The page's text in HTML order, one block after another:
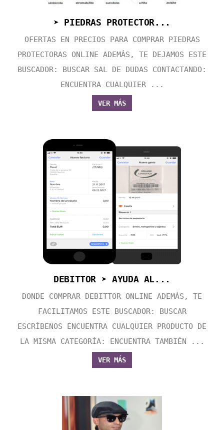
➤ PIEDRAS PROTECTOR...
OFERTAS EN PRECIOS PARA COMPRAR PIEDRAS
PROTECTORAS ONLINE ADEMÁS, TE DEJAMOS ESTE
BUSCADOR: BUSCAR SAL DE DUDAS CONTACTANDO:
ENCUENTRA CUALQUIER ...
VER MÁS
DEBITTOR ➤ AYUDA AL...
DONDE COMPRAR DEBITTOR ONLINE ADEMÁS, TE
FACILITAMOS ESTE BUSCADOR: BUSCAR
ESCRÍBENOS ENCUENTRA CUALQUIER PRODUCTO DE
LA MISMA CATEGORÍA: ENCUENTRA TAMBIÉN ...
VER MÁS